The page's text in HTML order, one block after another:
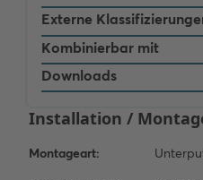
Externe
Kombinierbar mit
Downloads